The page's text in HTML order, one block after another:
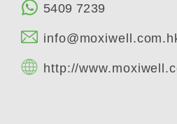
5409 7239
http://